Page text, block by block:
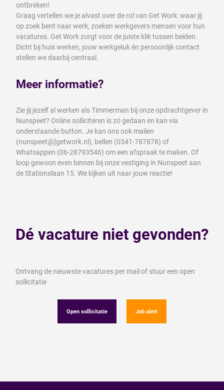
ontbreken!
Graag vertellen we je alvast over de rol van Get Work: waar jij
op zoek bent naar werk, zoeken werkgevers mensen voor hun
vacatures. Get Work zorgt voor de juiste klik tussen beiden.
Dicht bij huis werken, jouw werkgeluk én persoonlijk contact
stellen we daarbij centraal.
Meer informatie?
Zie jij jezelf al werken als Timmerman bij onze opdrachtgever in
Nunspeet? Online solliciteren is zó gedaan en kan via
onderstaande button. Je kan ons ook mailen
(nunspeet@]getwork.nl), bellen (0341-787878) of
Whatsappen (06-28793546) om een afspraak te maken. Of
loop gewoon even binnen bij onze vestiging in Nunspeet aan
de Stationslaan 15. We kijken uit naar jouw reactie!
Dé vacature niet gevonden?
Ontvang de nieuwste vacatures per mail of stuur een open
sollicitatie
Open sollicitatie Job alert